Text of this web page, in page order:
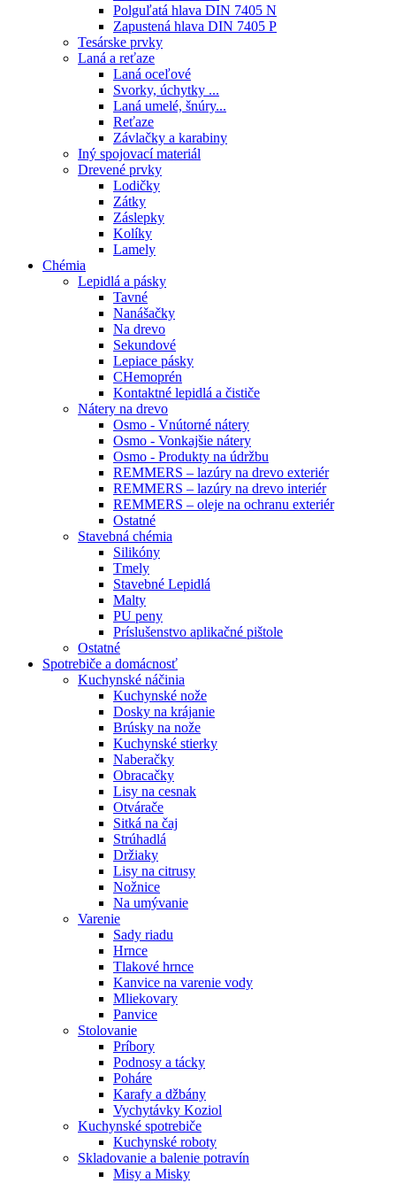
Polguľatá hlava DIN 7405 N
Zapustená hlava DIN 7405 P
Tesárske prvky
Laná a reťaze
Laná oceľové
Svorky, úchytky ...
Laná umelé, šnúry...
Reťaze
Závlačky a karabiny
Iný spojovací materiál
Drevené prvky
Lodičky
Zátky
Záslepky
Kolíky
Lamely
Chémia
Lepidlá a pásky
Tavné
Nanášačky
Na drevo
Sekundové
Lepiace pásky
CHemoprén
Kontaktné lepidlá a čističe
Nátery na drevo
Osmo - Vnútorné nátery
Osmo - Vonkajšie nátery
Osmo - Produkty na údržbu
REMMERS – lazúry na drevo exteriér
REMMERS – lazúry na drevo interiér
REMMERS – oleje na ochranu exteriér
Ostatné
Stavebná chémia
Silikóny
Tmely
Stavebné Lepidlá
Malty
PU peny
Príslušenstvo aplikačné pištole
Ostatné
Spotrebiče a domácnosť
Kuchynské náčinia
Kuchynské nože
Dosky na krájanie
Brúsky na nože
Kuchynské stierky
Naberačky
Obracačky
Lisy na cesnak
Otvárače
Sitká na čaj
Strúhadlá
Držiaky
Lisy na citrusy
Nožnice
Na umývanie
Varenie
Sady riadu
Hrnce
Tlakové hrnce
Kanvice na varenie vody
Mliekovary
Panvice
Stolovanie
Príbory
Podnosy a tácky
Poháre
Karafy a džbány
Vychytávky Koziol
Kuchynské spotrebiče
Kuchynské roboty
Skladovanie a balenie potravín
Misy a Misky